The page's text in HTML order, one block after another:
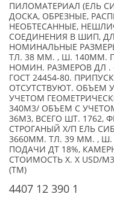
ПИЛОМАТЕРИАЛ (ЕЛЬ
ДОСКА, ОБРЕЗНЫЕ,
НЕОБТЕСАННЫЕ,
СОЕДИНЕНИЯ В ШИП,
НОМИНАЛЬНЫЕ
ТЛ. 38 ММ. , Ш. 140ММ.
НОМИН. РАЗМЕРОВ ДЛ
ГОСТ 24454-80.
ОТСУТСТВУЮТ. ОБЪЕМ
УЧЕТОМ
340М3/ ОБЪЕМ С
36М3, ВСЕГО ШТ. 1762,
СТРОГАНЫЙ Х/П ЕЛЬ
3660ММ. ТЛ. 39 ММ. ,
ПОДАЧИ ДТ 18%,
СТОИМОСТЬ X. X USD/
(TM)
4407 12 390 1